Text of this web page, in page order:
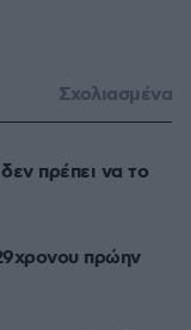
Σχολιασμένα
δεν πρέπει να το
πρώην